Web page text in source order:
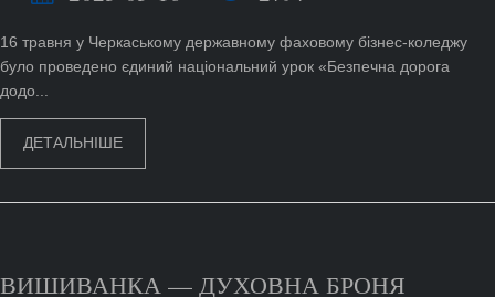
16 травня у Черкаському державному фаховому бізнес-коледжу
було проведено єдиний національний урок «Безпечна дорога
додо...
ДЕТАЛЬНІШЕ
ВИШИВАНКА — ДУХОВНА БРОНЯ